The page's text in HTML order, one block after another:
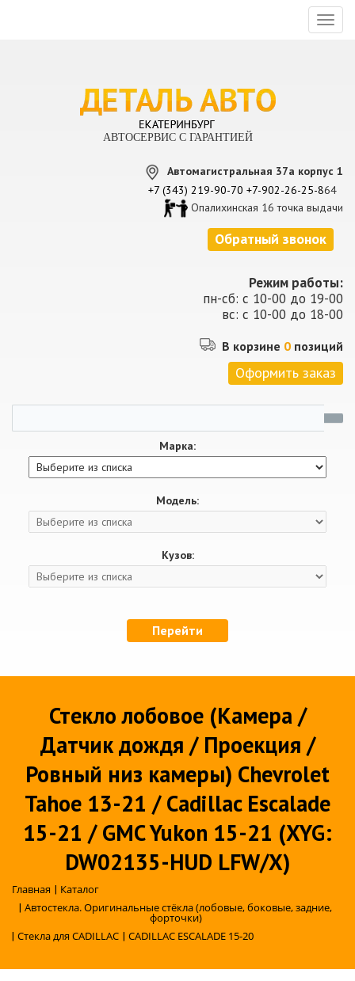
АВТОСЕРВИС С ГАРАНТИЕЙ
Автомагистральная 37а корпус 1
+7 (343) 219-90-70 +7-902-26-25-864
Опалихинская 16 точка выдачи
Обратный звонок
Режим работы:
пн-сб: с 10-00 до 19-00
вс: с 10-00 до 18-00
В корзине 0 позиций
Оформить заказ
Марка:
Модель:
Кузов:
Перейти
Стекло лобовое (Камера /
Датчик дождя / Проекция /
Ровный низ камеры) Chevrolet
Tahoe 13-21 / Cadillac Escalade
15-21 / GMC Yukon 15-21 (XYG:
DW02135-HUD LFW/X)
Главная | Каталог
| Автостекла. Оригинальные стёкла (лобовые, боковые, задние,
форточки)
| Стекла для CADILLAC | CADILLAC ESCALADE 15-20